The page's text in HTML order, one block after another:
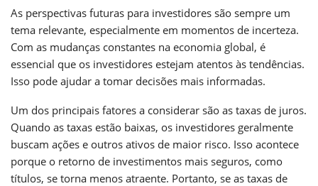
As perspectivas futuras para investidores são sempre um
tema relevante, especialmente em momentos de incerteza.
Com as mudanças constantes na economia global, é
essencial que os investidores estejam atentos às tendências.
Isso pode ajudar a tomar decisões mais informadas.
Um dos principais fatores a considerar são as taxas de juros.
Quando as taxas estão baixas, os investidores geralmente
buscam ações e outros ativos de maior risco. Isso acontece
porque o retorno de investimentos mais seguros, como
títulos, se torna menos atraente. Portanto, se as taxas de